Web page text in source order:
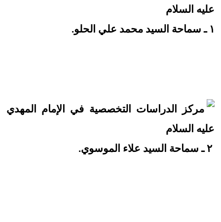
١ ـ سماحة السيد محمد علي الحلو.
٢ ـ سماحة السيد علاء الموسوي.